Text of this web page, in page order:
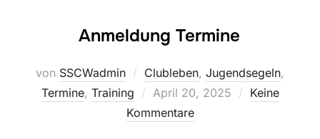
Anmeldung Termine
von SSCWadmin Clubleben, Jugendsegeln,
Termine, Training
Veröffentlicht
am
April 20, 2025
Keine
Kommentare